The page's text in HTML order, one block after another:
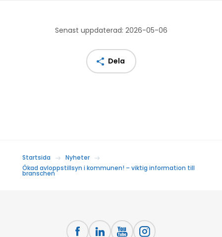
Senast uppdaterad: 2026-05-06
Dela
Startsida
Nyheter
Ökad avloppstillsyn i kommunen! – viktig information till
branschen